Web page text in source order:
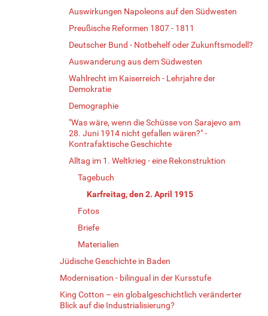
Auswirkungen Napoleons auf den Südwesten
Preußische Reformen 1807 - 1811
Deutscher Bund - Notbehelf oder Zukunftsmodell?
Auswanderung aus dem Südwesten
Wahlrecht im Kaiserreich - Lehrjahre der
Demokratie
Demographie
"Was wäre, wenn die Schüsse von Sarajevo am
28. Juni 1914 nicht gefallen wären?" -
Kontrafaktische Geschichte
Alltag im 1. Weltkrieg - eine Rekonstruktion
Tagebuch
Karfreitag, den 2. April 1915
Fotos
Briefe
Materialien
Jüdische Geschichte in Baden
Modernisation - bilingual in der Kursstufe
King Cotton – ein globalgeschichtlich veränderter
Blick auf die Industrialisierung?